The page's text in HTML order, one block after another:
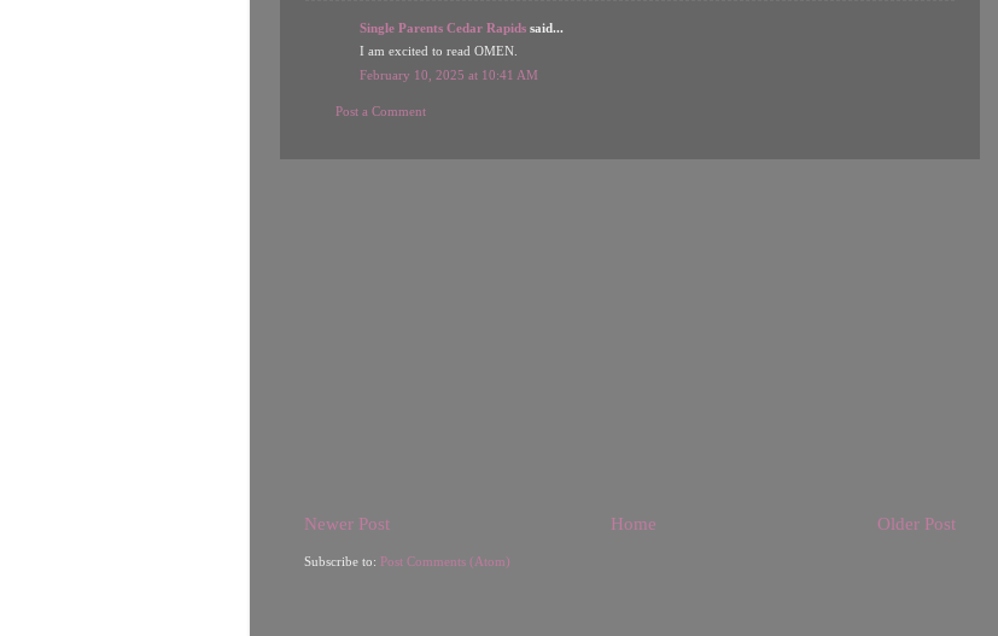
Single Parents Cedar Rapids said...
I am excited to read OMEN.
February 10, 2025 at 10:41 AM
Post a Comment
Newer Post Older Post
Home
Subscribe to: Post Comments (Atom)